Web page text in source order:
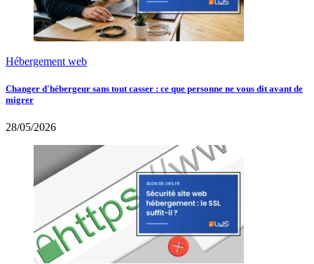
Hébergement web
Changer d'hébergeur sans tout casser : ce que personne ne vous dit avant de
migrer
28/05/2026